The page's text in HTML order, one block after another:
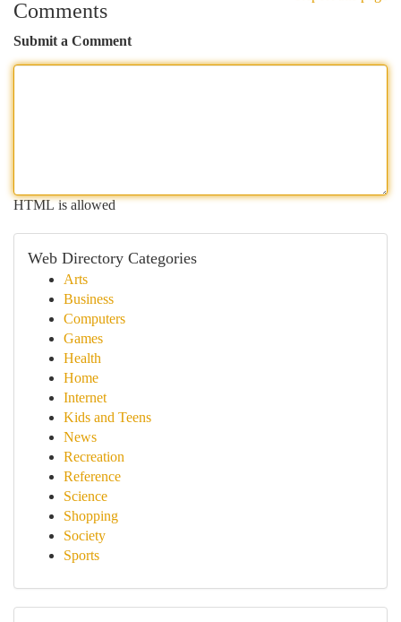
Comments
Submit a Comment
HTML is allowed
Web Directory Categories
Arts
Business
Computers
Games
Health
Home
Internet
Kids and Teens
News
Recreation
Reference
Science
Shopping
Society
Sports